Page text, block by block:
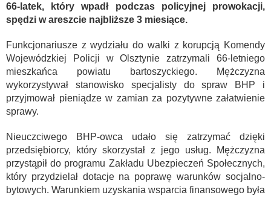
66-latek, który wpadł podczas policyjnej prowokacji,
spędzi w areszcie najbliższe 3 miesiące.
Funkcjonariusze z wydziału do walki z korupcją Komendy
Wojewódzkiej Policji w Olsztynie zatrzymali 66-letniego
mieszkańca powiatu bartoszyckiego. Mężczyzna
wykorzystywał stanowisko specjalisty do spraw BHP i
przyjmował pieniądze w zamian za pozytywne załatwienie
sprawy.
Nieuczciwego BHP-owca udało się zatrzymać dzięki
przedsiębiorcy, który skorzystał z jego usług. Mężczyzna
przystąpił do programu Zakładu Ubezpieczeń Społecznych,
który przydzielał dotacje na poprawę warunków socjalno-
bytowych. Warunkiem uzyskania wsparcia finansowego była